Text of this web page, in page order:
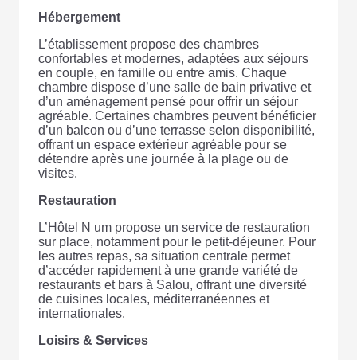
Hébergement
L’établissement propose des chambres
confortables et modernes, adaptées aux séjours
en couple, en famille ou entre amis. Chaque
chambre dispose d’une salle de bain privative et
d’un aménagement pensé pour offrir un séjour
agréable. Certaines chambres peuvent bénéficier
d’un balcon ou d’une terrasse selon disponibilité,
offrant un espace extérieur agréable pour se
détendre après une journée à la plage ou de
visites.
Restauration
L’Hôtel N um propose un service de restauration
sur place, notamment pour le petit-déjeuner. Pour
les autres repas, sa situation centrale permet
d’accéder rapidement à une grande variété de
restaurants et bars à Salou, offrant une diversité
de cuisines locales, méditerranéennes et
internationales.
Loisirs & Services